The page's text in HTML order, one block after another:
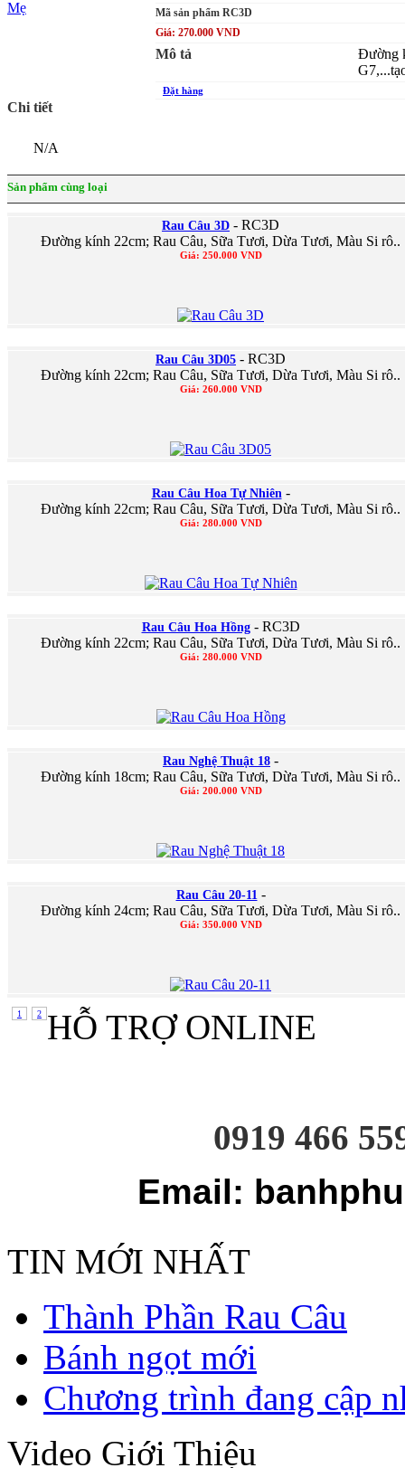
Mã sản phẩm RC3D
Giá: 270.000 VND
Mô tả
Đường
Đặt hàng
Chi tiết
N/A
Sản phẩm cùng loại
Rau Câu 3D - RC3D
Đường kính 22cm; Rau Câu, Sữa Tươi, Dừa Tươi, Màu Si rô..
Giá: 250.000 VND
Rau Câu 3D05 - RC3D
Đường kính 22cm; Rau Câu, Sữa Tươi, Dừa Tươi, Màu Si rô..
Giá: 260.000 VND
Rau Câu Hoa Tự Nhiên -
Đường kính 22cm; Rau Câu, Sữa Tươi, Dừa Tươi, Màu Si rô..
Giá: 280.000 VND
Rau Câu Hoa Hồng- RC3D
Đường kính 22cm; Rau Câu, Sữa Tươi, Dừa Tươi, Màu Si rô..
Giá: 280.000 VND
Rau Nghệ Thuật 18 -
Đường kính 18cm; Rau Câu, Sữa Tươi, Dừa Tươi, Màu Si rô..
Giá: 200.000 VND
Rau Câu 20-11 -
Đường kính 24cm; Rau Câu, Sữa Tươi, Dừa Tươi, Màu Si rô..
Giá: 350.000 VND
1 2 HỖ TRỢ ONLINE
0919 466
Email:
TIN MỚI NHẤT
Thành Phần Rau Câu
Bánh ngọt mới
Chương trình đang cập
Video Giới Thiệu